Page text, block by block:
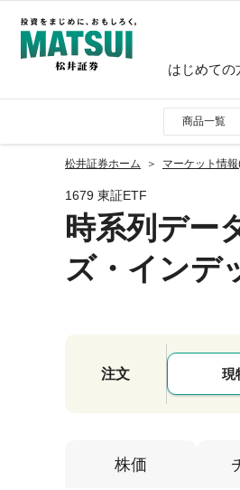
はじめての
商品一覧
松井証券ホーム マーケット情
1679 東証ETF
時系列デー
ズ・インデ
注文 現
株価